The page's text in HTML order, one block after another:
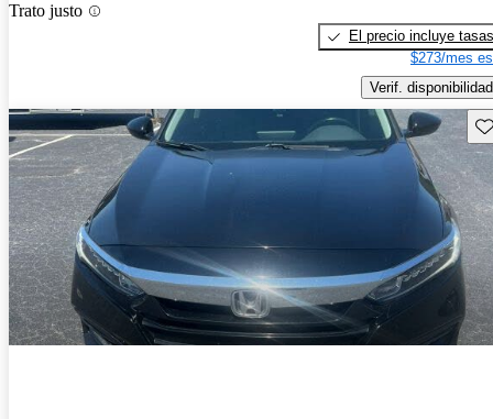
Trato justo
El precio incluye tasas
$273/mes
Verif. disponibilidad